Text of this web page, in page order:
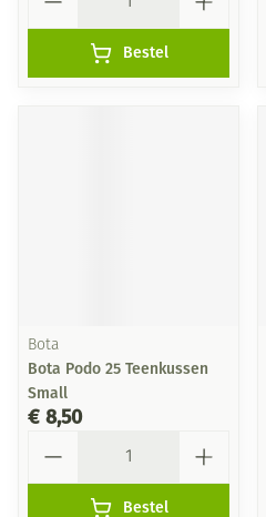
Bestel
Bota
Bota Podo 25 Teenkussen
Small
€ 8,50
Bestel